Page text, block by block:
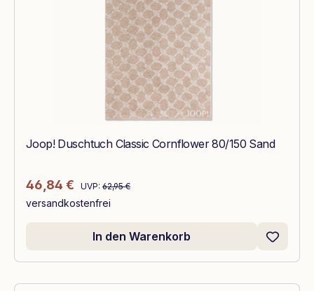
Joop! Duschtuch Classic Cornflower 80/150 Sand
Verkaufspreis:
46,84 € Regulärer Preis:
UVP: 62,95 €
versandkostenfrei
In den Warenkorb